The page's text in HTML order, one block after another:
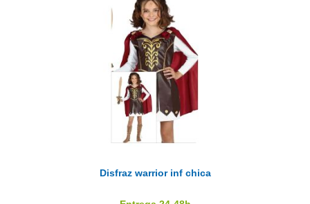
Disfraz warrior inf chica